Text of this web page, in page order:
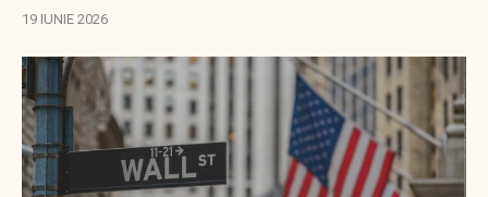
Schimbarea arată forța fondurilor ieftine și pasive.
19 IUNIE 2026